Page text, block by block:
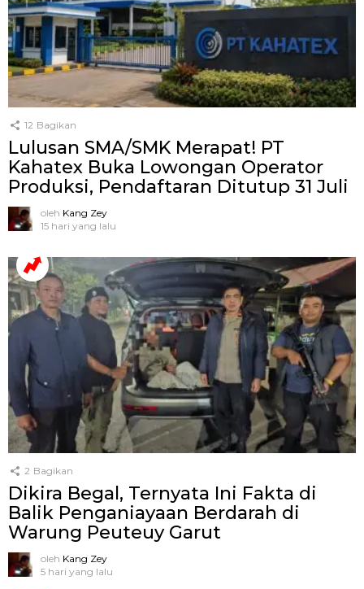
12 Bagikan
Lulusan SMA/SMK Merapat! PT
Kahatex Buka Lowongan Operator
Produksi, Pendaftaran Ditutup 31 Juli
oleh Kang Zey
15 hari yang lalu
2 Bagikan
Dikira Begal, Ternyata Ini Fakta di
Balik Penganiayaan Berdarah di
Warung Peuteuy Garut
oleh Kang Zey
5 hari yang lalu